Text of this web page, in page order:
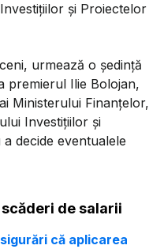
și Proiectelor
urmează o ședință
premierul Ilie Bolojan,
Ministerului Finanțelor,
Investițiilor și
decide eventualele
de salarii
că aplicarea